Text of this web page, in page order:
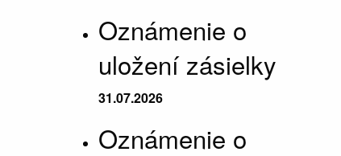
Oznámenie o
uložení zásielky
31.07.2026
Oznámenie o